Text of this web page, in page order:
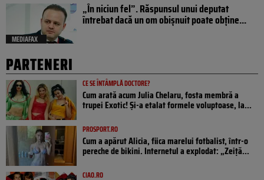
MEDIAFAX
„În niciun fel”. Răspunsul unui deputat
întrebat dacă un om obișnuit poate obține...
PARTENERI
CE SE ÎNTÂMPLĂ DOCTORE?
Cum arată acum Julia Chelaru, fosta membră a
trupei Exotic! Și-a etalat formele voluptoase, la...
PROSPORT.RO
Cum a apărut Alicia, fiica marelui fotbalist, într-o
pereche de bikini. Internetul a explodat: „Zeiță...
CIAO.RO